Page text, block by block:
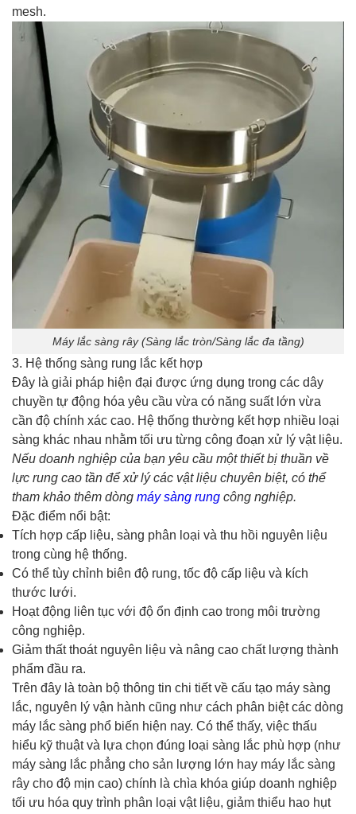
mesh.
Máy lắc sàng rây (Sàng lắc tròn/Sàng lắc đa tầng)
3. Hệ thống sàng rung lắc kết hợp
Đây là giải pháp hiện đại được ứng dụng trong các dây
chuyền tự động hóa yêu cầu vừa có năng suất lớn vừa
cần độ chính xác cao. Hệ thống thường kết hợp nhiều loại
sàng khác nhau nhằm tối ưu từng công đoạn xử lý vật liệu.
Nếu doanh nghiệp của bạn yêu cầu một thiết bị thuần về
lực rung cao tần để xử lý các vật liệu chuyên biệt, có thể
tham khảo thêm dòng máy sàng rung công nghiệp.
Đặc điểm nổi bật:
Tích hợp cấp liệu, sàng phân loại và thu hồi nguyên liệu
trong cùng hệ thống.
Có thể tùy chỉnh biên độ rung, tốc độ cấp liệu và kích
thước lưới.
Hoạt động liên tục với độ ổn định cao trong môi trường
công nghiệp.
Giảm thất thoát nguyên liệu và nâng cao chất lượng thành
phẩm đầu ra.
Trên đây là toàn bộ thông tin chi tiết về cấu tạo máy sàng
lắc, nguyên lý vận hành cũng như cách phân biệt các dòng
máy lắc sàng phổ biến hiện nay. Có thể thấy, việc thấu
hiểu kỹ thuật và lựa chọn đúng loại sàng lắc phù hợp (như
máy sàng lắc phẳng cho sản lượng lớn hay máy lắc sàng
rây cho độ mịn cao) chính là chìa khóa giúp doanh nghiệp
tối ưu hóa quy trình phân loại vật liệu, giảm thiểu hao hụt